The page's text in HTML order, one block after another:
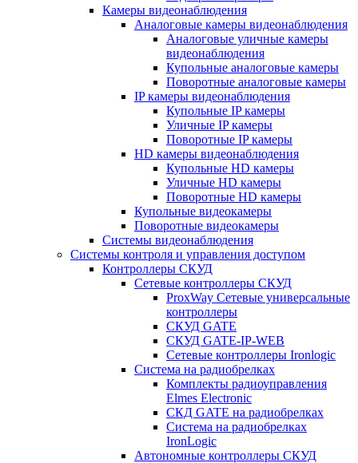
Камеры видеонаблюдения
Аналоговые камеры видеонаблюдения
Аналоговые уличные камеры
видеонаблюдения
Купольные аналоговые камеры
Поворотные аналоговые камеры
IP камеры видеонаблюдения
Купольные IP камеры
Уличные IP камеры
Поворотные IP камеры
HD камеры видеонаблюдения
Купольные HD камеры
Уличные HD камеры
Поворотные HD камеры
Купольные видеокамеры
Поворотные видеокамеры
Системы видеонаблюдения
Системы контроля и управления доступом
Контроллеры СКУД
Сетевые контроллеры СКУД
ProxWay Сетевые универсальные
контроллеры
СКУД GATE
СКУД GATE-IP-WEB
Сетевые контроллеры Ironlogic
Система на радиобрелках
Комплекты радиоуправления
Elmes Electronic
СКД GATE на радиобрелках
Система на радиобрелках
IronLogic
Автономные контроллеры СКУД